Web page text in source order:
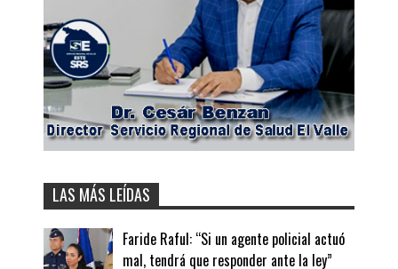
LAS MÁS LEÍDAS
Faride Raful: “Si un agente policial actuó
mal, tendrá que responder ante la ley”